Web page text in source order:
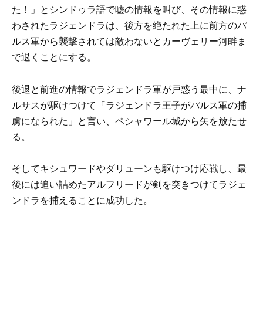
た！」とシンドゥラ語で嘘の情報を叫び、その情報に惑
わされたラジェンドラは、後方を絶たれた上に前方のパ
ルス軍から襲撃されては敵わないとカーヴェリー河畔ま
で退くことにする。
後退と前進の情報でラジェンドラ軍が戸惑う最中に、ナ
ルサスが駆けつけて「ラジェンドラ王子がパルス軍の捕
虜になられた」と言い、ペシャワール城から矢を放たせ
る。
そしてキシュワードやダリューンも駆けつけ応戦し、最
後には追い詰めたアルフリードが剣を突きつけてラジェ
ンドラを捕えることに成功した。